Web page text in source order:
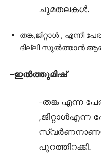
ചുമതലകൾ.
തങ്ക,ജിറ്റാൾ , എന്നീ
ദില്ലി സുൽത്താൻ
–ഇൽത്തുമിഷ്
-തങ്ക എന്ന
,ജിറ്റാൾഎന്ന
പുറത്തിറക്കി.